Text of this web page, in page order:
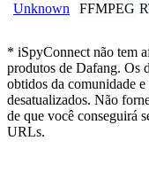
Unknown FFMPEG
* iSpyConnect não tem
produtos de Dafang. Os
obtidos da comunidade
desatualizados. Não
de que você conseguirá
URLs.